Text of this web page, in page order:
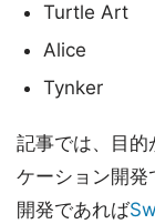
Turtle Art
Alice
Tynker
記事では、目的
ケーション開
開発であれば